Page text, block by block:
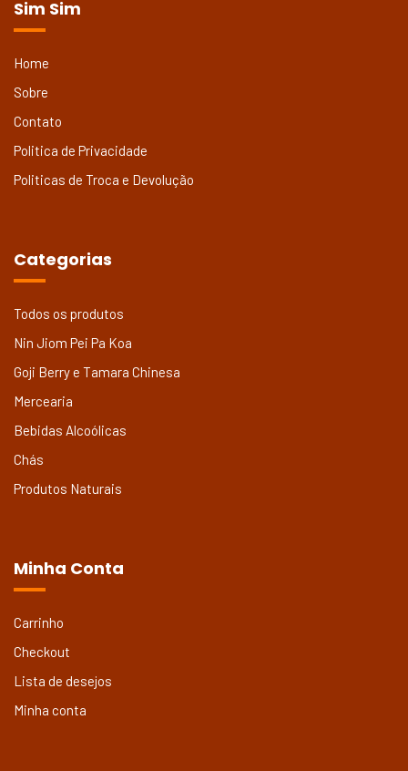
Sim Sim
Home
Sobre
Contato
Politica de Privacidade
Politicas de Troca e Devolução
Categorias
Todos os produtos
Nin Jiom Pei Pa Koa
Goji Berry e Tamara Chinesa
Mercearia
Bebidas Alcoólicas
Chás
Produtos Naturais
Minha Conta
Carrinho
Checkout
Lista de desejos
Minha conta